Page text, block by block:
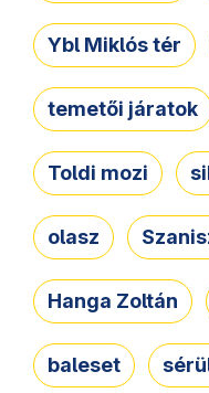
Ybl Miklós tér
temetői járatok
Toldi mozi
olasz
Hanga Zoltán
baleset